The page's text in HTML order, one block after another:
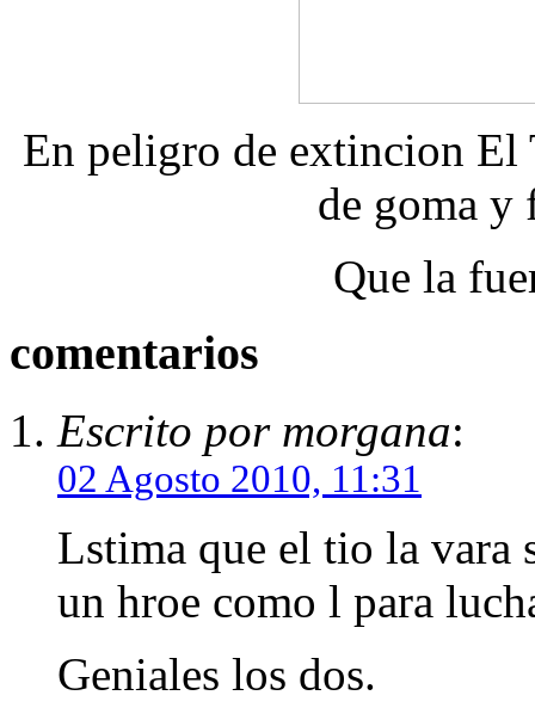
En peligro de extincion El
de goma y
Que la
comentarios
Escrito por morgana:
02 Agosto 2010, 11:31
Lstima que el tio la vara
un hroe como l para
Geniales los dos.